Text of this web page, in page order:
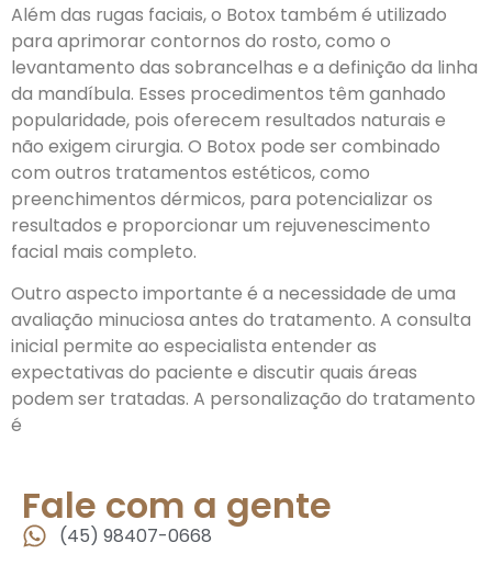
Além das rugas faciais, o Botox também é utilizado
para aprimorar contornos do rosto, como o
levantamento das sobrancelhas e a definição da linha
da mandíbula. Esses procedimentos têm ganhado
popularidade, pois oferecem resultados naturais e
não exigem cirurgia. O Botox pode ser combinado
com outros tratamentos estéticos, como
preenchimentos dérmicos, para potencializar os
resultados e proporcionar um rejuvenescimento
facial mais completo.
Outro aspecto importante é a necessidade de uma
avaliação minuciosa antes do tratamento. A consulta
inicial permite ao especialista entender as
expectativas do paciente e discutir quais áreas
podem ser tratadas. A personalização do tratamento
é
Fale com a gente
(45) 98407-0668